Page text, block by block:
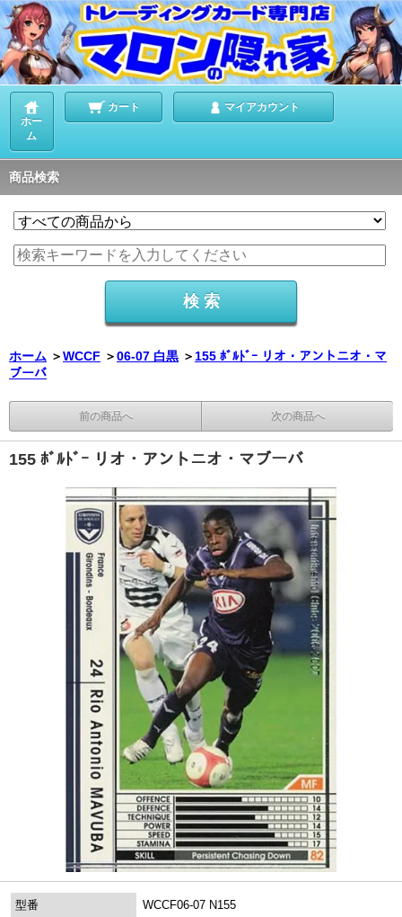
ホー
ム
カート マイアカウント
商品検索
ホーム ＞WCCF ＞06-07 白黒 ＞155 ﾎﾞﾙﾄﾞｰ リオ・アントニオ・マ
ブーバ
前の商品へ 次の商品へ
155 ﾎﾞﾙﾄﾞｰ リオ・アントニオ・マブーバ
型番 WCCF06-07 N155